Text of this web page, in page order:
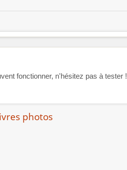
fonctionner, n'hésitez pas à tester !
photos